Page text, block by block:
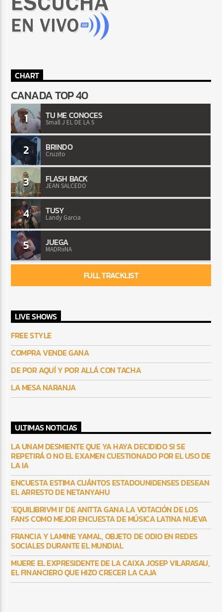
CHART
CANADA TOP 40
1 TU ME CONOCES
Small J EL DE LA S
2 BRINDO
Cruzito
3 FLASH BACK
JEAN SALCEDO
4 TUSY
Landy Garcia
5 JUEGA
MADRiiNA
FULL TRACKLIST
LIVE SHOWS
FREE STYLE
COMPRA VENDE GANA
DE POR AQUÍ Y POR ALLÁ CON TACHA
LA MESA NARANJA
ULTIMAS NOTICIAS
LA UNAM DESMIENTE QUE YA HAYA DECIDIDO SI SE
REPETIRÁ O NO EL EXAMEN CUESTIONADO POR EL USO DE
LA IA
ENCUESTA ESTIMA CUÁNTOS ESTADOUNIDENSES DESEAN
EL ARRESTO DE NETANYAHU
‘EQUILIBRIVM II’ DE ANITTA GANA LA VOTACIÓN DE LOS
FANS COMO MEJOR ENCUESTA DE MÚSICA LATINA NUEVA
FRANCIA Y LAMINE YAMAL, OBJETO DE ODIO EN REDES
SOCIALES DURANTE EL MUNDIAL
MUERE EL EXPRESIDENTE DE LA CAIXA JOSEP VILARASAU,
EL FINANCIERO QUE HIZO CRECER LA CAJA